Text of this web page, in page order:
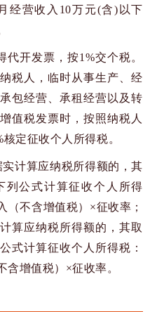
经营收入 10万元(含) 以下
代开发票，按1%交个税。
税人，临时从事生产、经
包经营、承租经营以及转
值税发票时，按照纳税人
核定征收个人所得税。
实计算应纳税所得额的，其
列公式计算征收个人所得
（不含增值税） ×征收率；
算应纳税所得额的，其取
式计算征收个人所得税：
含增值税） ×征收率。